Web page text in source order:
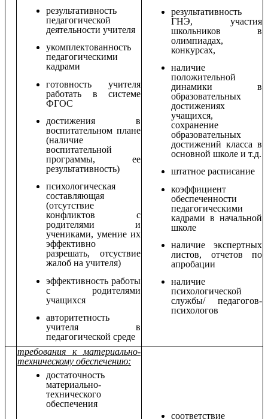
результативность
педагогической
деятельности учителя
укомплектованность
педагогическими
кадрами
готовность учителя
работать в системе
ФГОС
достижения в
воспитательном плане
(наличие
воспитательной
программы, ее
результативность)
психологическая
составляющая
(отсутствие
конфликтов с
родителями и
учениками, умение их
эффективно
разрешать, отсуствие
жалоб на учителя)
эффективность работы
с родителями
учащихся
авторитетность
учителя в
педагогической среде
результативность
ГНЭ, участия
школьников в
олимпиадах,
конкурсах,
наличие
положительной
динамики в
образовательных
достижениях
учащихся,
сохранение
образовательных
достижений класса в
основной школе и т.д.
штатное расписание
коэффициент
обеспеченности
педагогическими
кадрами в начальной
школе
наличие экспертных
листов, отчетов по
апробации
наличие
психологической
службы/ педагогов-
психологов
требования к материально-
техническому обеспечению:
достаточность
материально-
технического
обеспечения
соответствие